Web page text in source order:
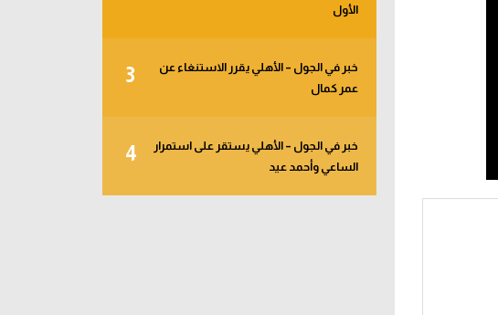
الأول
3
خبر في الجول – الأهلي يقرر الاستنغاء عن
عمر كمال
4
خبر في الجول – الأهلي يستقر على استمرار
الساعي وأحمد عيد